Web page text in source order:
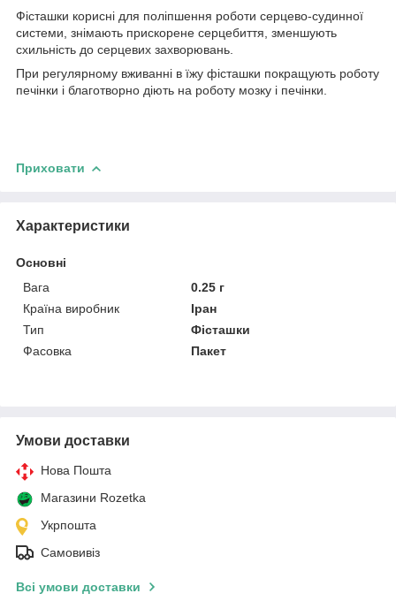
Фісташки корисні для поліпшення роботи серцево-судинної
системи, знімають прискорене серцебиття, зменшують
схильність до серцевих захворювань.
При регулярному вживанні в їжу фісташки покращують роботу
печінки і благотворно діють на роботу мозку і печінки.
Приховати
Характеристики
Основні
Вага
0.25 г
Країна виробник
Іран
Тип
Фісташки
Фасовка
Пакет
Умови доставки
Нова Пошта
Магазини Rozetka
Укрпошта
Самовивіз
Всі умови доставки